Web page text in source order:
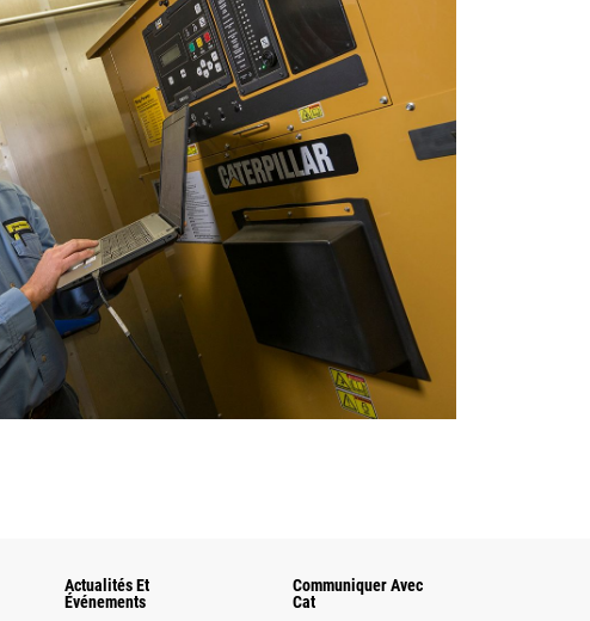
Actualités Et
Événements
Communiquer Avec
Cat